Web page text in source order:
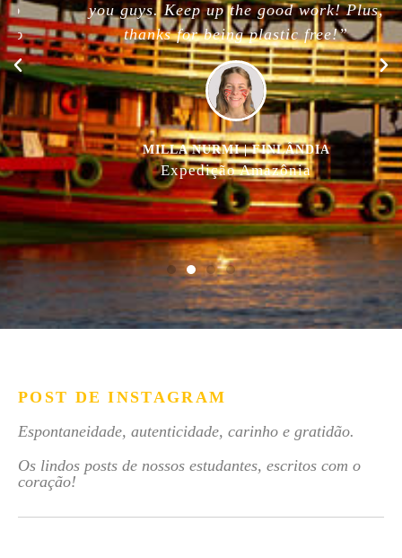
you guys. Keep up the good work! Plus,
thanks for being plastic free!”
MILLA NURMI | FINLÂNDIA
Expedição Amazônia
POST DE INSTAGRAM
Espontaneidade, autenticidade, carinho e gratidão.
Os lindos posts de nossos estudantes, escritos com o
coração!